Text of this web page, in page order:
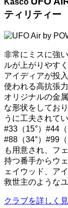
Kasco
ティリティー
非常にミスに強
ルが上がりやす
アイディアが投
使われる高抗張
オリジナルの金
な形状をしてお
うに工夫されて
#33（15°）#44
#88（34°）#99
も用意され、フ
持つ番手からウ
ェイウッド、ア
救世主のような
クラブを詳しく